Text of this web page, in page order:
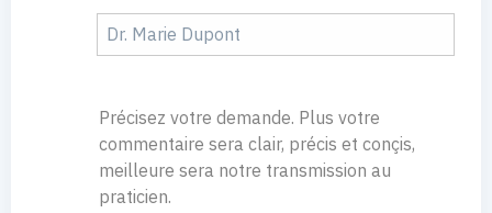
Précisez votre demande. Plus votre
commentaire sera clair, précis et conçis,
meilleure sera notre transmission au
praticien.